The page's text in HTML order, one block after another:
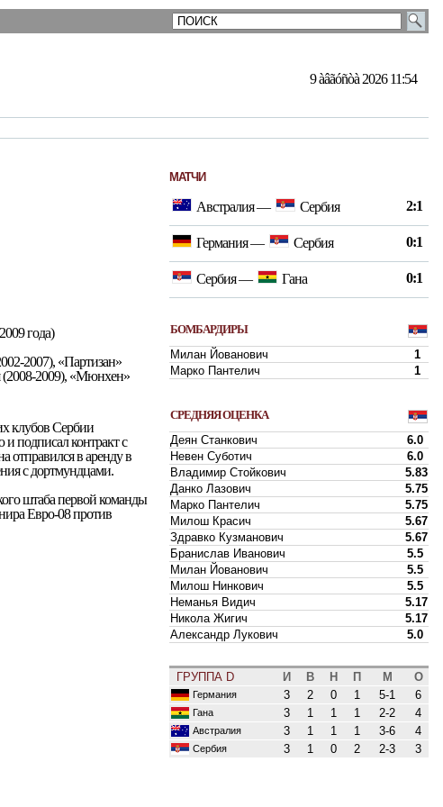
9 àâãóñòà 2026 11:54
года)
2007), «Партизан»
(2008-2009), «Мюнхен»
клубов Сербии
и подписал контракт с
отправился в аренду в
с дортмундцами.
штаба первой команды
Евро-08 против
МАТЧИ
Австралия— Сербия 2:1
Германия— Сербия 0:1
Сербия— Гана 0:1
БОМБАРДИРЫ
Милан Йованович
1
Марко Пантелич
1
СРЕДНЯЯ ОЦЕНКА
Деян Станкович
6.0
Невен Суботич
6.0
Владимир Стойкович
5.83
Данко Лазович
5.75
Марко Пантелич
5.75
Милош Красич
5.67
Здравко Кузманович
5.67
Бранислав Иванович
5.5
Милан Йованович
5.5
Милош Нинкович
5.5
Неманья Видич
5.17
Никола Жигич
5.17
Александр Лукович
5.0
ГРУППА D И В Н П М О
Германия 3 2 0 1 5-1 6
Гана 3 1 1 1 2-2 4
Австралия 3 1 1 1 3-6 4
Сербия 3 1 0 2 2-3 3